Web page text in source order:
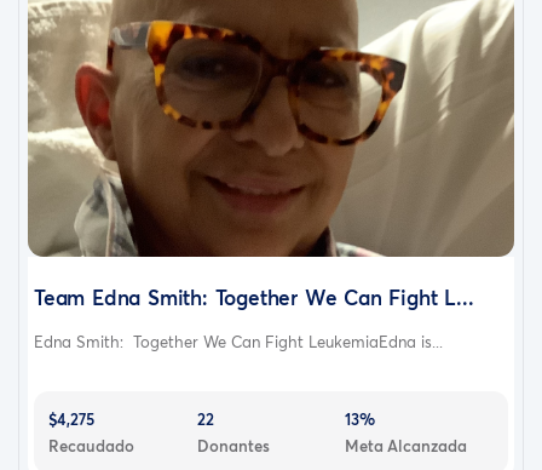
Team Edna Smith: Together We Can Fight L...
Edna Smith: Together We Can Fight LeukemiaEdna is...
$4,275
Recaudado
22
Donantes
13%
Meta Alcanzada